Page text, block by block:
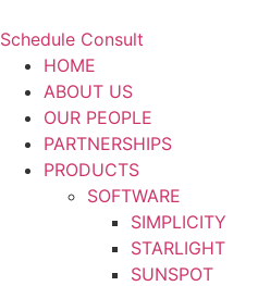
Schedule Consult
HOME
ABOUT US
OUR PEOPLE
PARTNERSHIPS
PRODUCTS
SOFTWARE
SIMPLICITY
STARLIGHT
SUNSPOT